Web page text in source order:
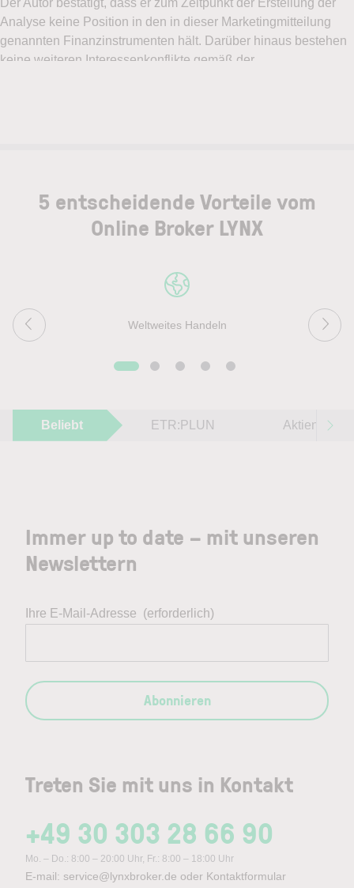
5 entscheidende Vorteile vom
Online Broker LYNX
Weltweites Handeln
Beliebt ETR:PLUN Aktien im
Treten Sie mit uns in Kontakt
+49 30 303 28 66 90
Mo. – Do.: 8:00 – 20:00 Uhr, Fr.: 8:00 – 18:00 Uhr
E-mail: service@lynxbroker.de oder Kontaktformular
Immer up to date – mit unseren
Newslettern
Ihre E-Mail-Adresse (erforderlich)
Abonnieren